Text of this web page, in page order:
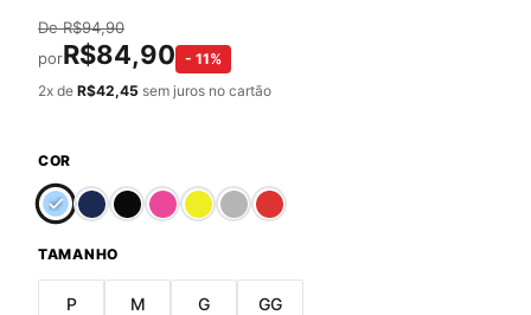
DeR$94,90
porR$84,90 - 11%
2x de R$42,45 sem juros no cartão
COR
TAMANHO
P M G GG